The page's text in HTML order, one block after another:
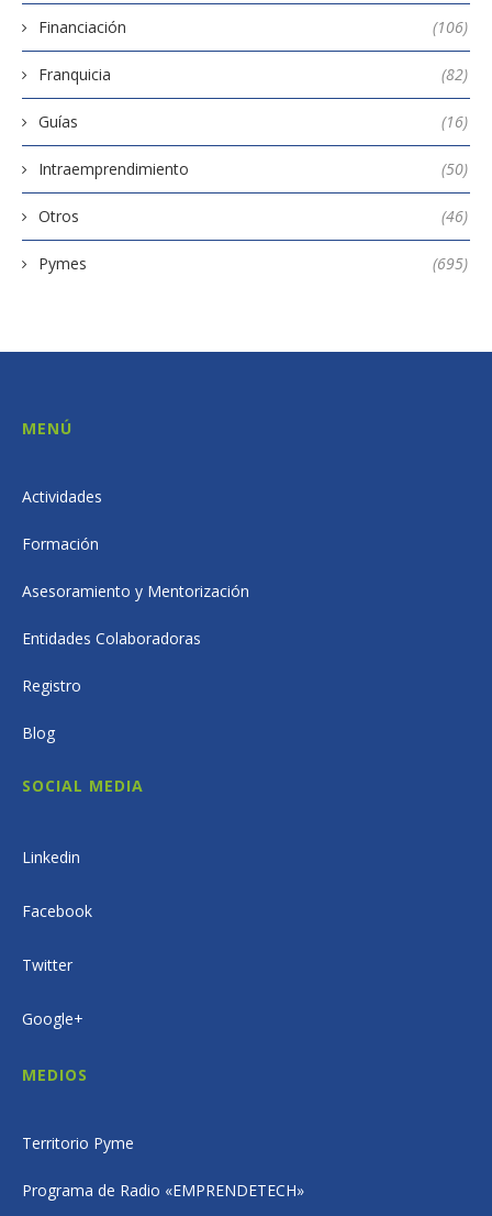
Financiación (106)
Franquicia (82)
Guías (16)
Intraemprendimiento (50)
Otros (46)
Pymes (695)
MENÚ
Actividades
Formación
Asesoramiento y Mentorización
Entidades Colaboradoras
Registro
Blog
SOCIAL MEDIA
Linkedin
Facebook
Twitter
Google+
MEDIOS
Territorio Pyme
Programa de Radio «EMPRENDETECH»